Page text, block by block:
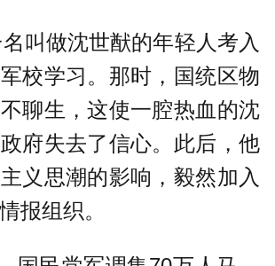
叫做沈世猷的年轻人考入
校学习。那时，国统区物
聊生，这使一腔热血的沈
府失去了信心。此后，他
义思潮的影响，毅然加入
报组织。